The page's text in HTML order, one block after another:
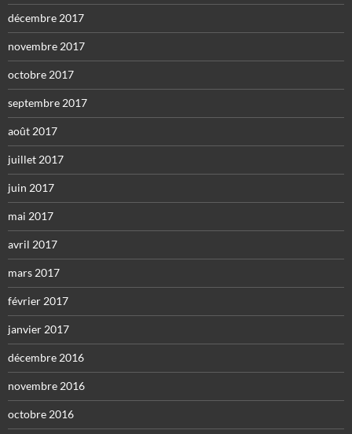
décembre 2017
novembre 2017
octobre 2017
septembre 2017
août 2017
juillet 2017
juin 2017
mai 2017
avril 2017
mars 2017
février 2017
janvier 2017
décembre 2016
novembre 2016
octobre 2016